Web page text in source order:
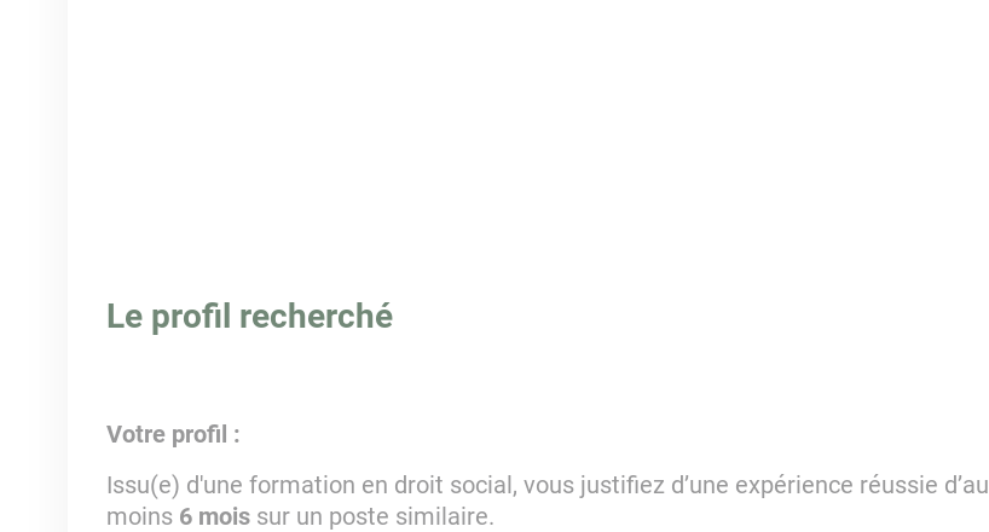
Le profil recherché
Votre profil :
Issu(e) d'une formation en droit social, vous justifiez d’une expérience réussie d’au
moins 6 moissur un poste similaire.